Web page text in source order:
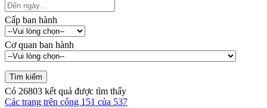
Cấp ban hành
Cơ quan ban hành
Có 26803 kết quả được tìm thấy
Các trang trên cổng 151 của 537